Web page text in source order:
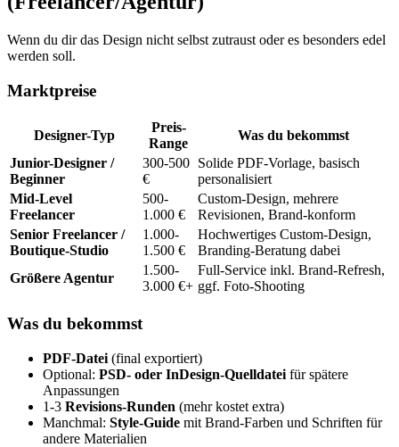
Wenn du dir das Design nicht selbst zutraust oder es besonders edel
werden soll.
Marktpreise
Designer-Typ
Preis-
Range
Was du bekommst
Junior-Designer /
Beginner
300-500
€
Solide PDF-Vorlage, basisch
personalisiert
Mid-Level
Freelancer
500-
1.000 €
Custom-Design, mehrere
Revisionen, Brand-konform
Senior Freelancer /
Boutique-Studio
1.000-
1.500 €
Hochwertiges Custom-Design,
Branding-Beratung dabei
Größere Agentur
1.500-
3.000 €+
Full-Service inkl. Brand-Refresh,
ggf. Foto-Shooting
Was du bekommst
PDF-Datei (final exportiert)
Optional: PSD- oder InDesign-Quelldatei für spätere
Anpassungen
1-3 Revisions-Runden (mehr kostet extra)
Manchmal: Style-Guide mit Brand-Farben und Schriften für
andere Materialien